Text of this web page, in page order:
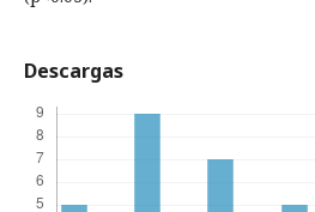
Descargas